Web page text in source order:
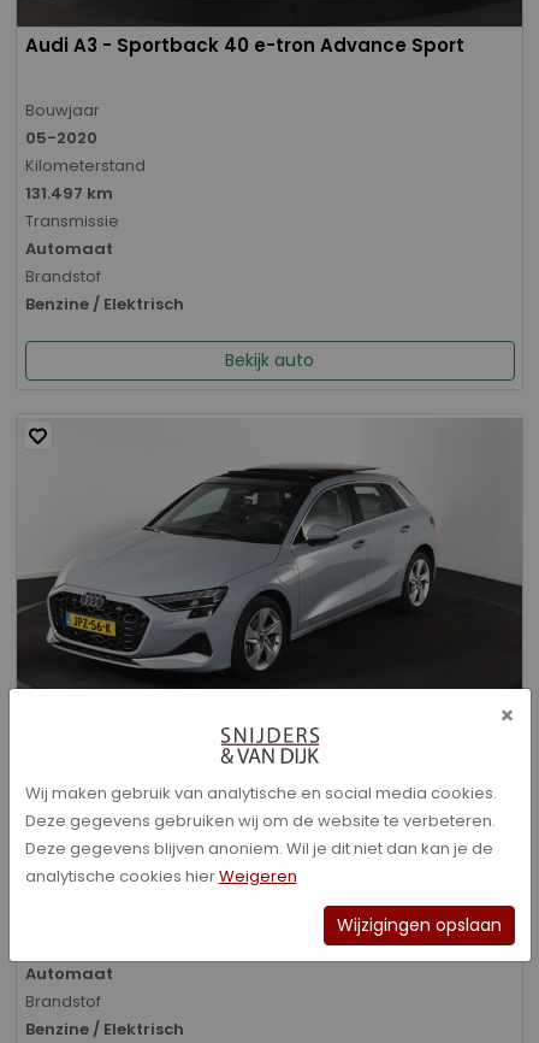
Audi A3 - Sportback 40 e-tron Advance Sport
Bouwjaar
05-2020
Kilometerstand
131.497 km
Transmissie
Automaat
Brandstof
Benzine / Elektrisch
Bekijk auto
Audi A3 - Sportback 40 TFSI e Advanced edition
Bouwjaar
01-2026
Kilometerstand
Automaat
Brandstof
Benzine / Elektrisch
×
Wij maken gebruik van analytische en social media cookies.
Deze gegevens gebruiken wij om de website te verbeteren.
Deze gegevens blijven anoniem. Wil je dit niet dan kan je de
analytische cookies hierWeigeren
Wijzigingen opslaan